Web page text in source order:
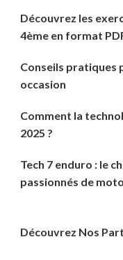
Découvrez les
4ème en format
Conseils pratiques
occasion
Comment la
2025 ?
Tech 7 enduro : le
passionnés de
Découvrez Nos